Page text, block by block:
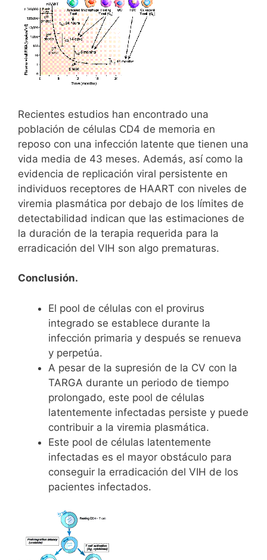
Recientes estudios han encontrado una
población de células CD4 de memoria en
reposo con una infección latente que tienen una
vida media de 43 meses. Además, así como la
evidencia de replicación viral persistente en
individuos receptores de HAART con niveles de
viremia plasmática por debajo de los límites de
detectabilidad indican que las estimaciones de
la duración de la terapia requerida para la
erradicación del VIH son algo prematuras.
Conclusión.
El pool de células con el provirus
integrado se establece durante la
infección primaria y después se renueva
y perpetúa.
A pesar de la supresión de la CV con la
TARGA durante un periodo de tiempo
prolongado, este pool de células
latentemente infectadas persiste y puede
contribuir a la viremia plasmática.
Este pool de células latentemente
infectadas es el mayor obstáculo para
conseguir la erradicación del VIH de los
pacientes infectados.